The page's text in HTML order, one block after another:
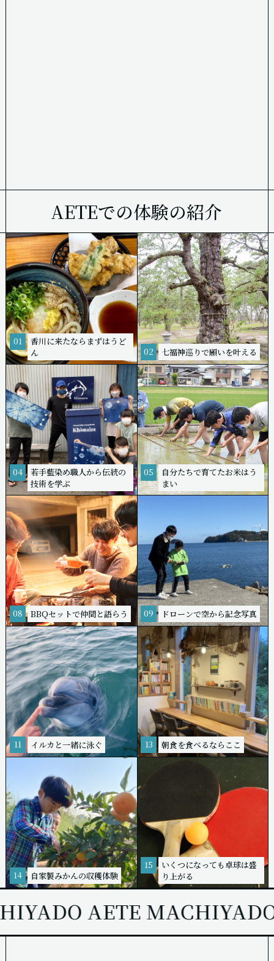
AETEでの体験の紹介
01
香川に来たならまずはうど
ん
02 七福神巡りで願いを叶える
04
若手藍染め職人から伝統の
技術を学ぶ
05
自分たちで育てたお米はう
まい
08 BBQセットで仲間と語らう 09 ドローンで空から記念写真
11 イルカと一緒に泳ぐ 13 朝食を食べるならここ
14 自家製みかんの収穫体験
15
いくつになっても卓球は盛
り上がる
AETE